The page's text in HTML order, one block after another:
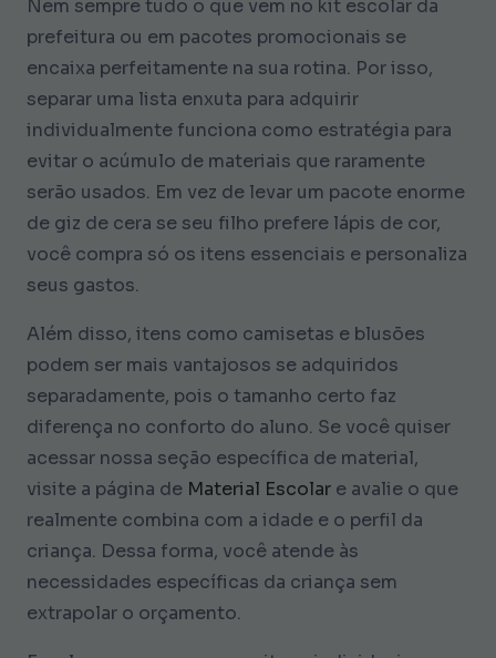
Nem sempre tudo o que vem no kit escolar da
prefeitura ou em pacotes promocionais se
encaixa perfeitamente na sua rotina. Por isso,
separar uma lista enxuta para adquirir
individualmente funciona como estratégia para
evitar o acúmulo de materiais que raramente
serão usados. Em vez de levar um pacote enorme
de giz de cera se seu filho prefere lápis de cor,
você compra só os itens essenciais e personaliza
seus gastos.
Além disso, itens como camisetas e blusões
podem ser mais vantajosos se adquiridos
separadamente, pois o tamanho certo faz
diferença no conforto do aluno. Se você quiser
acessar nossa seção específica de material,
visite a página de Material Escolar e avalie o que
realmente combina com a idade e o perfil da
criança. Dessa forma, você atende às
necessidades específicas da criança sem
extrapolar o orçamento.